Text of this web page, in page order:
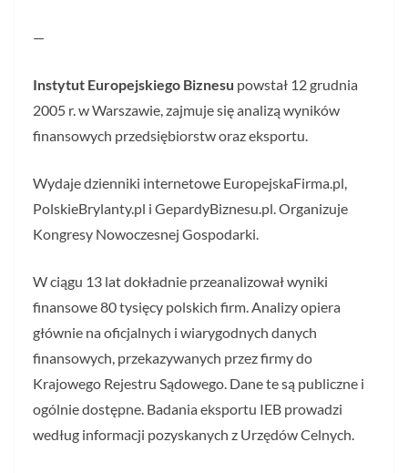
—
Instytut Europejskiego Biznesu powstał 12 grudnia
2005 r. w Warszawie, zajmuje się analizą wyników
finansowych przedsiębiorstw oraz eksportu.
Wydaje dzienniki internetowe EuropejskaFirma.pl,
PolskieBrylanty.pl i GepardyBiznesu.pl. Organizuje
Kongresy Nowoczesnej Gospodarki.
W ciągu 13 lat dokładnie przeanalizował wyniki
finansowe 80 tysięcy polskich firm. Analizy opiera
głównie na oficjalnych i wiarygodnych danych
finansowych, przekazywanych przez firmy do
Krajowego Rejestru Sądowego. Dane te są publiczne i
ogólnie dostępne. Badania eksportu IEB prowadzi
według informacji pozyskanych z Urzędów Celnych.